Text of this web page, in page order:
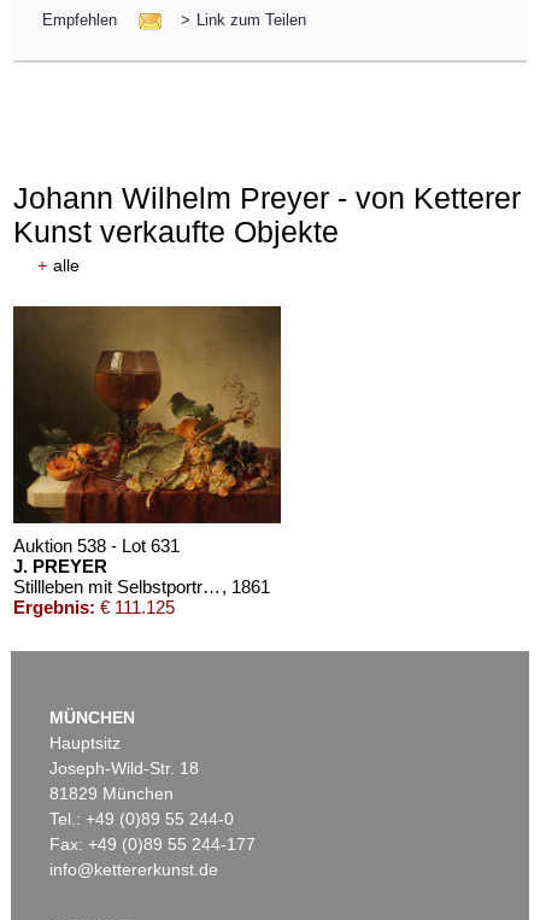
Empfehlen > Link zum Teilen
Johann Wilhelm Preyer - von Ketterer
Kunst verkaufte Objekte
+ alle
Auktion 538 - Lot 631
J. PREYER
Stillleben mit Selbstportrait im Weinglas und Früchten , 1861
Ergebnis: € 111.125
Auktion 474 - Lot 58
MÜNCHEN
Hauptsitz
Joseph-Wild-Str. 18
81829 München
Tel.: +49 (0)89 55 244-0
Fax: +49 (0)89 55 244-177
info@kettererkunst.de